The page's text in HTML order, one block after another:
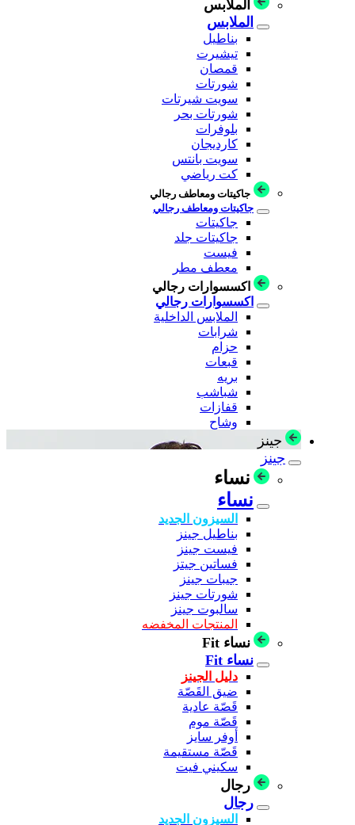
الملابس
الملابس
بناطيل
تيشيرت
قمصان
شورتات
سويت شيرتات
شورتات بحر
بلوفرات
كارديجان
سويت بانتس
كت رياضي
جاكيتات ومعاطف رجالي
جاكيتات ومعاطف رجالي
جاكيتات
جاكيتات جلد
فيست
معطف مطر
اكسسوارات رجالي
اكسسوارات رجالي
الملابس الداخلية
شرابات
حزام
قبعات
بريه
شباشب
قفازات
وشاح
جينز
جينز
نساء
نساء
السيزون الجديد
بناطيل جينز
فيست جينز
فساتين جيتز
جيبات جينز
شورتات جينز
سالبوت جينز
المنتجات المخفضه
نساء Fit
نساء Fit
دليل الجينز
ضيق القَصّة
قَصّة عادية
قَصّة موم
أوفر سايز
قَصّة مستقيمة
سكيني فيت
رجال
رجال
السيزون الجديد